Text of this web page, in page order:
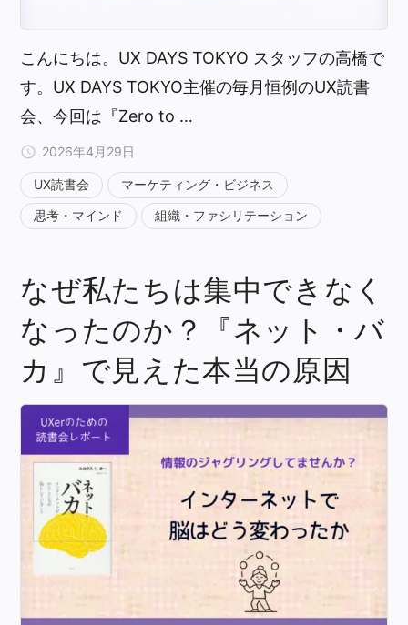
こんにちは。UX DAYS TOKYO スタッフの高橋で
す。UX DAYS TOKYO主催の毎月恒例のUX読書
会、今回は『Zero to …
2026年4月29日
UX読書会
マーケティング・ビジネス
思考・マインド
組織・ファシリテーション
なぜ私たちは集中できなく
なったのか？『ネット・バ
カ』で見えた本当の原因